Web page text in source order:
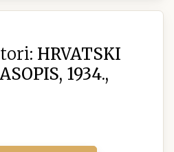
HRVATSKI
1934.,